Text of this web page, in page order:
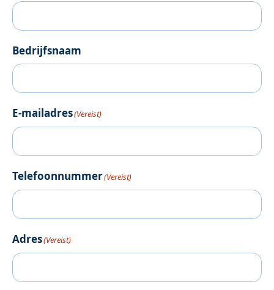
Bedrijfsnaam
E-mailadres(Vereist)
Telefoonnummer(Vereist)
Adres(Vereist)